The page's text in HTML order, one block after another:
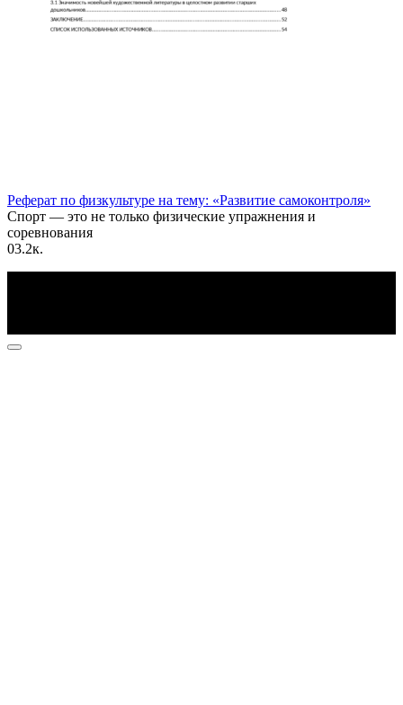
Реферат по физкультуре на тему: «Развитие самоконтроля»
Спорт — это не только физические упражнения и
соревнования
03.2к.